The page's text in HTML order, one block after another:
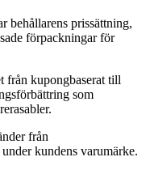
behållarens prissättning,
förpackningar för
från kupongbaserat till
som
från
kundens varumärke.